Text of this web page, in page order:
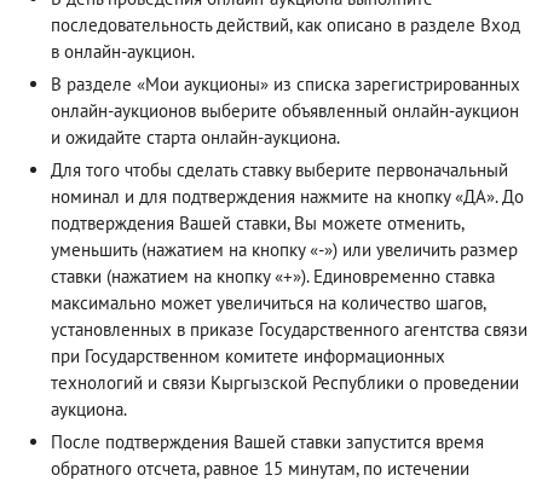
последовательность действий, как описано в разделе Вход
в онлайн-аукцион.
В разделе «Мои аукционы» из списка зарегистрированных
онлайн-аукционов выберите объявленный онлайн-аукцион
и ожидайте старта онлайн-аукциона.
Для того чтобы сделать ставку выберите первоначальный
номинал и для подтверждения нажмите на кнопку «ДА». До
подтверждения Вашей ставки, Вы можете отменить,
уменьшить (нажатием на кнопку «-») или увеличить размер
ставки (нажатием на кнопку «+»). Единовременно ставка
максимально может увеличиться на количество шагов,
установленных в приказе Государственного агентства связи
при Государственном комитете информационных
технологий и связи Кыргызской Республики о проведении
аукциона.
После подтверждения Вашей ставки запустится время
обратного отсчета, равное 15 минутам, по истечении